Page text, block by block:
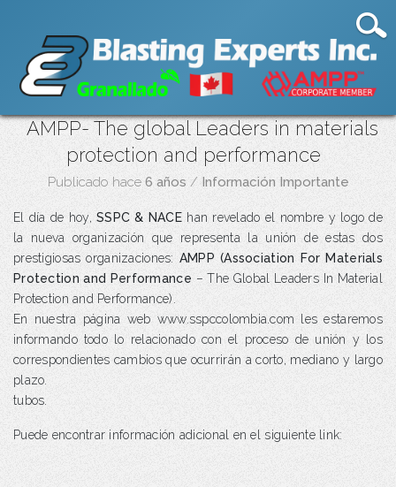
AMPP- The global Leaders in materials
protection and performance
Publicado hace 6 años / Información Importante
El día de hoy,SSPC & NACE han revelado el nombre y logo de
la nueva organización que representa la unión de estas dos
prestigiosas organizaciones: AMPP (Association For Materials
Protection and Performance – The Global Leaders In Material
Protection and Performance).
En nuestra página web www.sspccolombia.com les estaremos
informando todo lo relacionado con el proceso de unión y los
correspondientes cambios que ocurrirán a corto, mediano y largo
plazo.
tubos.
Puede encontrar información adicional en el siguiente link: